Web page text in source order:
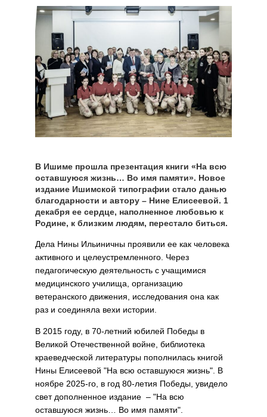
В Ишиме прошла презентация книги «На всю
оставшуюся жизнь… Во имя памяти». Новое
издание Ишимской типографии стало данью
благодарности и автору – Нине Елисеевой. 1
декабря ее сердце, наполненное любовью к
Родине, к близким людям, перестало биться.
Дела Нины Ильиничны проявили ее как человека
активного и целеустремленного. Через
педагогическую деятельность с учащимися
медицинского училища, организацию
ветеранского движения, исследования она как
раз и соединяла вехи истории.
В 2015 году, в 70-летний юбилей Победы в
Великой Отечественной войне, библиотека
краеведческой литературы пополнилась книгой
Нины Елисеевой "На всю оставшуюся жизнь". В
ноябре 2025-го, в год 80-летия Победы, увидело
свет дополненное издание – "На всю
оставшуюся жизнь… Во имя памяти".